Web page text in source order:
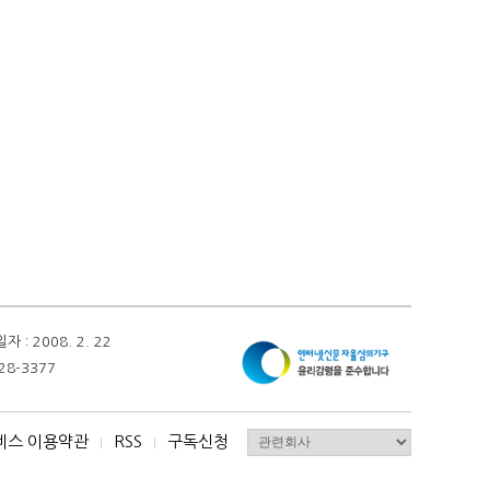
자 : 2008. 2. 22
3377
스 이용약관 I RSS I 구독신청